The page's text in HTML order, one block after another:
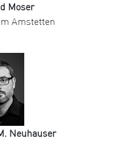
Moser
Amstetten
Neuhauser